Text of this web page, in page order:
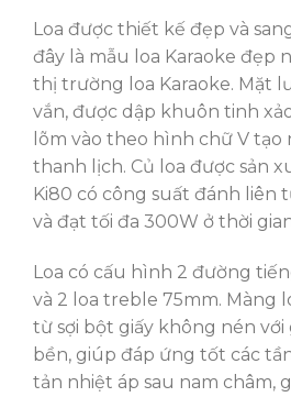
Loa được thiết kế đẹp và
đây là mẫu loa Karaoke đẹp
thị trường loa Karaoke. Mặt
vắn, được dập khuôn tinh
lõm vào theo hình chữ V
thanh lịch. Củ loa được sản
Ki80 có công suất đánh liên
và đạt tối đa 300W ở thời
Loa có cấu hình 2 đường
và 2 loa treble 75mm. Màng
từ sợi bột giấy không nén
bền, giúp đáp ứng tốt các
tản nhiệt áp sau nam châm,